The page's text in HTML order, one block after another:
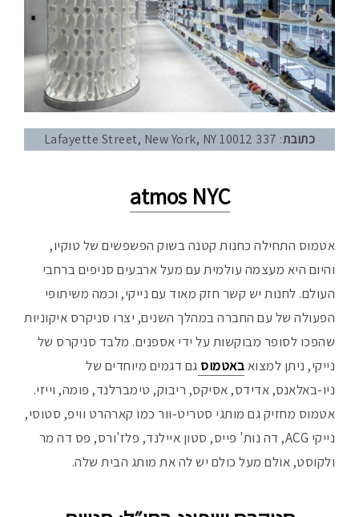
כתובת: 337 Lafayette Street, New York, NY 10012
atmos NYC
אטמוס התחילה כחנות קטנה בשוק הפשפשים של טוקיו,
והיום היא מעצמה עולמית עם מעל ארבעים סניפים ברחבי
העולם. לחנות יש קשר חזק מאוד עם נייקי, וכמה משיתופי
הפעולה של עם החברה במהלך השנים, יצרו סניקרס איקוניות
שהפכו לסופר מבוקשות על ידי אספנים. מלבד סניקרס של
נייקי, ניתן למצואבאטמוס גם דגמים מיוחדים של
ניו-באלאנס, אדידס, אסיקס, ריבוק, טימברלנד, פומה, וייזי.
אטמוס מחזיק גם מותגי סטריט-וור כמו קארהרט וויפ, סטוסי,
נייקי ACG, דה נות' פייס, סטון איילנד, פלז'ורס, פס דה מר
ולקוסט, אולם מעל כולם יש לה את מותג הבית שלה.